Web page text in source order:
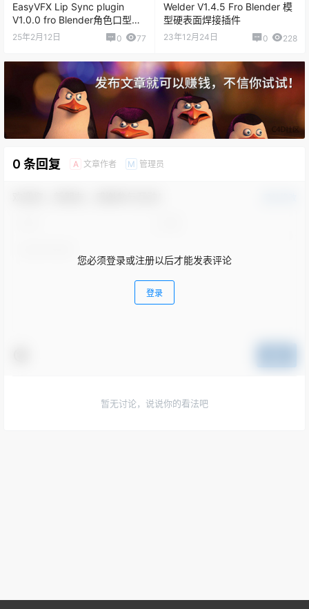
EasyVFX Lip Sync plugin
V1.0.0 fro Blender角色口型动
画插件
25年2月12日 0 77
Welder V1.4.5 Fro Blender 模
型硬表面焊接插件
23年12月24日 0 228
0 条回复 A 文章作者 M 管理员
您必须登录或注册以后才能发表评论
登录
暂无讨论，说说你的看法吧